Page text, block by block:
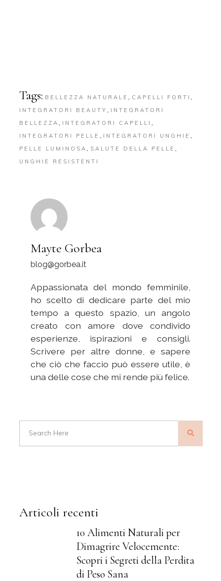
Tags: BELLEZZA NATURALE CAPELLI FORTI
INTEGRATORI BEAUTY
INTEGRATORI
BELLEZZA
INTEGRATORI CAPELLI
INTEGRATORI PELLE INTEGRATORI UNGHIE
PELLE LUMINOSA SALUTE DELLA PELLE
UNGHIE RESISTENTI
Mayte Gorbea
blog@gorbea.it
Appassionata del mondo femminile,
ho scelto di dedicare parte del mio
tempo a questo spazio, un angolo
creato con amore dove condivido
esperienze, ispirazioni e consigli.
Scrivere per altre donne, e sapere
che ciò che faccio può essere utile, è
una delle cose che mi rende più felice.
Articoli recenti
10 Alimenti Naturali per
Dimagrire Velocemente:
Scopri i Segreti della Perdita
di Peso Sana